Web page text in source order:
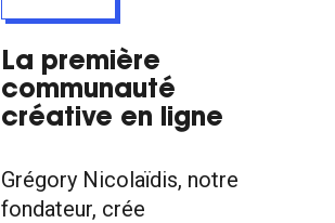
La première
communauté
créative en ligne
Grégory Nicolaïdis, notre
fondateur, crée